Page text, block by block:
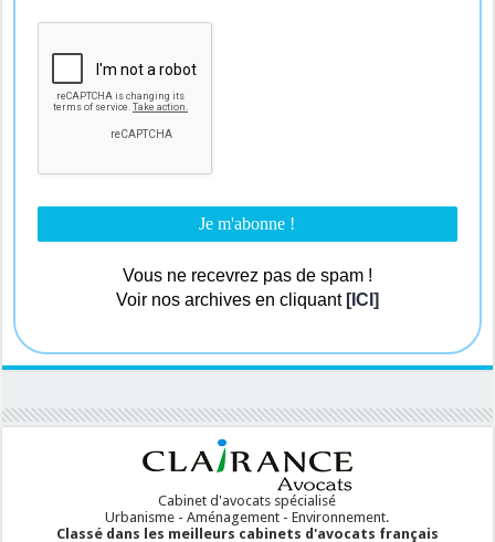
Vous ne recevrez pas de spam !
Voir nos archives en cliquant [ICI]
Cabinet d'avocats spécialisé
Urbanisme - Aménagement - Environnement.
Classé dans les meilleurs cabinets d'avocats français